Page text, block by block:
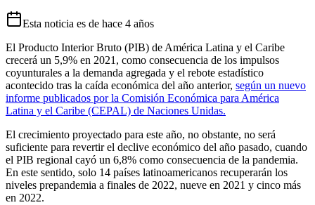
Esta noticia es de hace 4 años
El Producto Interior Bruto (PIB) de América Latina y el Caribe
crecerá un 5,9% en 2021, como consecuencia de los impulsos
coyunturales a la demanda agregada y el rebote estadístico
acontecido tras la caída económica del año anterior, según un nuevo
informe publicados por la Comisión Económica para América
Latina y el Caribe (CEPAL) de Naciones Unidas.
El crecimiento proyectado para este año, no obstante, no será
suficiente para revertir el declive económico del año pasado, cuando
el PIB regional cayó un 6,8% como consecuencia de la pandemia.
En este sentido, solo 14 países latinoamericanos recuperarán los
niveles prepandemia a finales de 2022, nueve en 2021 y cinco más
en 2022.